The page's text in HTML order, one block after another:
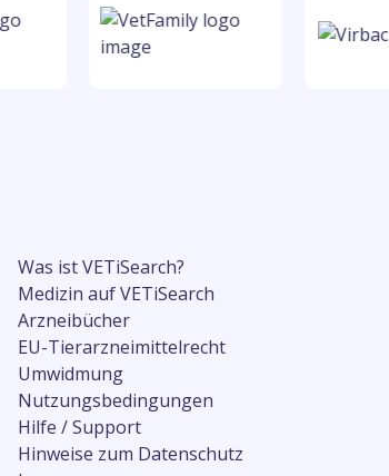
Was ist VETiSearch?
Medizin auf VETiSearch
Arzneibücher
EU-Tierarzneimittelrecht
Umwidmung
Nutzungsbedingungen
Hilfe / Support
Hinweise zum Datenschutz